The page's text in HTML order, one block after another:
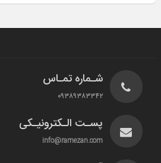
شـماره تمـاس
۰۹۳۸۹۳۸۳۳۴۲
پسـت الـکترونیـکی
info@ramezan.com